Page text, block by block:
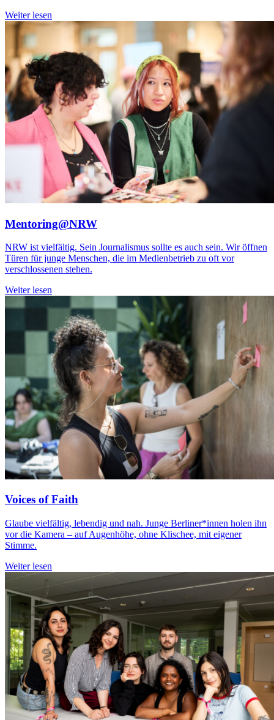
Weiter lesen
Mentoring@NRW
NRW ist vielfältig. Sein Journalismus sollte es auch sein. Wir öffnen
Türen für junge Menschen, die im Medienbetrieb zu oft vor
verschlossenen stehen.
Weiter lesen
Voices of Faith
Glaube vielfältig, lebendig und nah. Junge Berliner*innen holen ihn
vor die Kamera – auf Augenhöhe, ohne Klischee, mit eigener
Stimme.
Weiter lesen